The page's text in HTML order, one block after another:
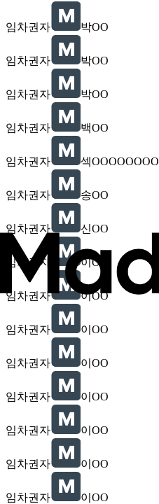
임차권자 박OO
임차권자 박OO
임차권자 박OO
임차권자 백OO
임차권자 섹OOOOOOOO
임차권자 송OO
임차권자 신OO
임차권자 이OO
임차권자 이OO
임차권자 이OO
임차권자 이OO
임차권자 이OO
임차권자 이OO
임차권자 이OO
임차권자 이OO